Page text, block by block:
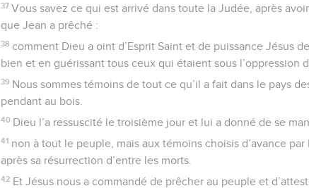
37 Vous savez ce qui est arrivé dans toute la Judée, après
que Jean a prêché :
38 comment Dieu a oint d’Esprit Saint et de puissance Jésus
bien et en guérissant tous ceux qui étaient sous l’oppression
39 Nous sommes témoins de tout ce qu’il a fait dans le pays
pendant au bois.
40 Dieu l’a ressuscité le troisième jour et lui a donné de se
41 non à tout le peuple, mais aux témoins choisis d’avance
après sa résurrection d’entre les morts.
42 Et Jésus nous a commandé de prêcher au peuple et